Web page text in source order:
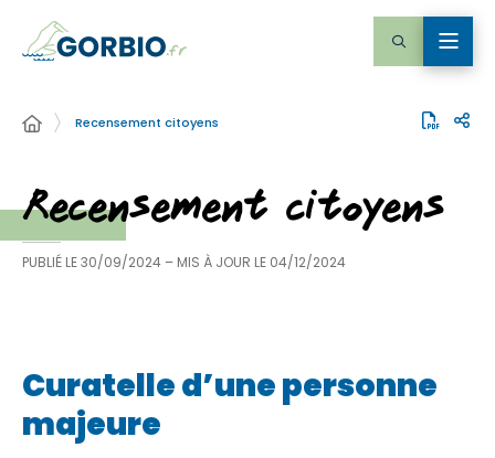
Recensement citoyens
Recensement citoyens
PUBLIÉ LE30/09/2024 – MIS À JOUR LE 04/12/2024
Curatelle d’une personne
majeure